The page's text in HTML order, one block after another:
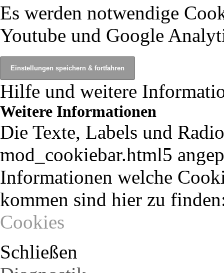
Es werden notwendige
Youtube und Google
Hilfe und weitere
Weitere Informationen
Die Texte, Labels und
mod_cookiebar.html5
Informationen welche
kommen sind hier zu
Cookies
Schließen